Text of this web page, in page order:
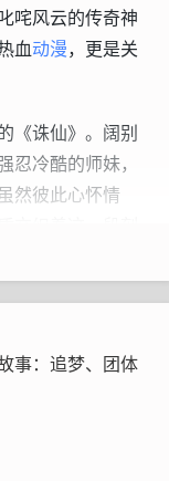
咤风云的传奇神
血动漫，更是关
《诛仙》。阔别
忍冷酷的师妹，
然彼此心怀情
交织着这一段刻
份难以形容的爱
无不令人心驰神
。画质极其精
烈的对决还是扣
飙升，充斥着奇
斗与坚持，还将
事：追梦、团体